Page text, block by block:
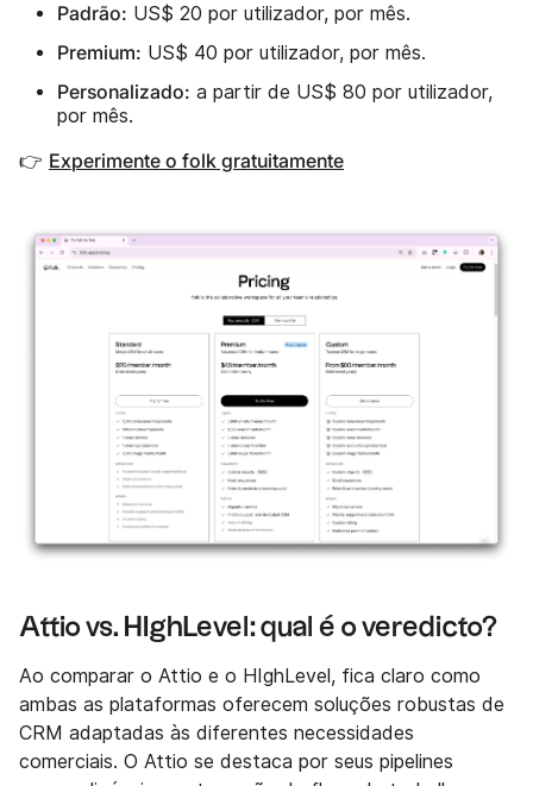
Padrão: US$ 20 por utilizador, por mês.
Premium: US$ 40 por utilizador, por mês.
Personalizado: a partir de US$ 80 por utilizador,
por mês.
👉 Experimente o folk gratuitamente
Attio vs. HIghLevel: qual é o veredicto?
Ao comparar o Attio e o HIghLevel, fica claro como
ambas as plataformas oferecem soluções robustas de
CRM adaptadas às diferentes necessidades
comerciais. O Attio se destaca por seus pipelines